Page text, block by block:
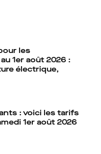
les
1er août 2026 :
électrique,
: voici les tarifs
1er août 2026